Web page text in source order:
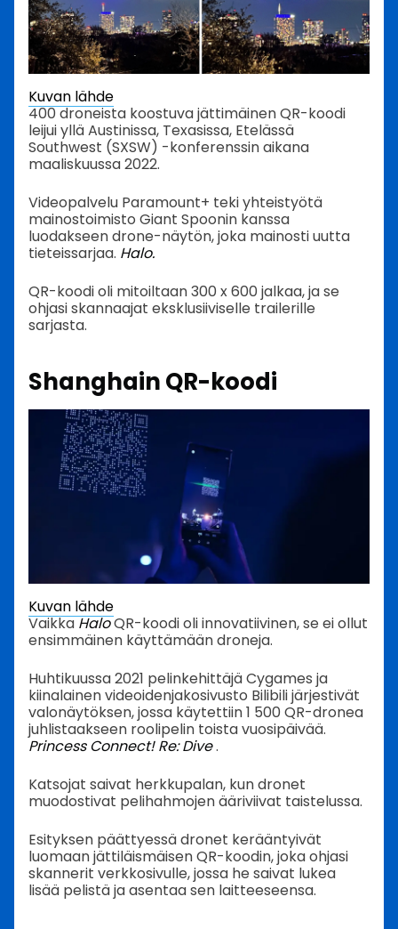
Kuvan lähde
400 droneista koostuva jättimäinen QR-koodi
leijui yllä Austinissa, Texasissa, Etelässä
Southwest (SXSW) -konferenssin aikana
maaliskuussa 2022.
Videopalvelu Paramount+ teki yhteistyötä
mainostoimisto Giant Spoonin kanssa
luodakseen drone-näytön, joka mainosti uutta
tieteissarjaa. Halo.
QR-koodi oli mitoiltaan 300 x 600 jalkaa, ja se
ohjasi skannaajat eksklusiiviselle trailerille
sarjasta.
Shanghain QR-koodi
Kuvan lähde
VaikkaHaloQR-koodi oli innovatiivinen, se ei ollut
ensimmäinen käyttämään droneja.
Huhtikuussa 2021 pelinkehittäjä Cygames ja
kiinalainen videoidenjakosivusto Bilibili järjestivät
valonäytöksen, jossa käytettiin 1 500 QR-dronea
juhlistaakseen roolipelin toista vuosipäivää.
Princess Connect! Re: Dive.
Katsojat saivat herkkupalan, kun dronet
muodostivat pelihahmojen ääriviivat taistelussa.
Esityksen päättyessä dronet kerääntyivät
luomaan jättiläismäisen QR-koodin, joka ohjasi
skannerit verkkosivulle, jossa he saivat lukea
lisää pelistä ja asentaa sen laitteeseensa.